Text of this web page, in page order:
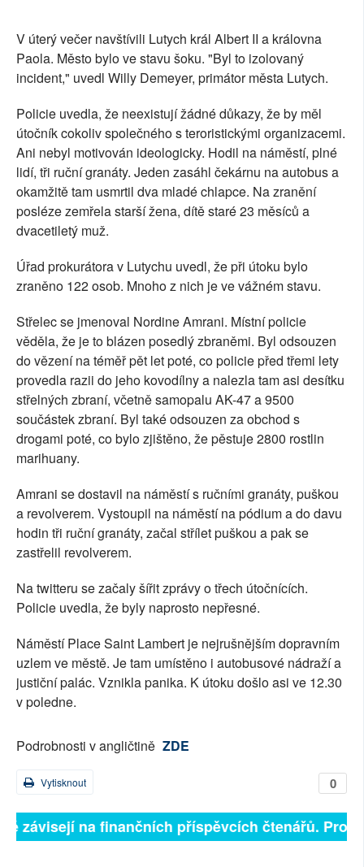
V úterý večer navštívili Lutych král Albert II a královna
Paola. Město bylo ve stavu šoku. "Byl to izolovaný
incident," uvedl Willy Demeyer, primátor města Lutych.
Policie uvedla, že neexistují žádné důkazy, že by měl
útočník cokoliv společného s teroristickými organizacemi.
Ani nebyl motivován ideologicky. Hodil na náměstí, plné
lidí, tři ruční granáty. Jeden zasáhl čekárnu na autobus a
okamžitě tam usmrtil dva mladé chlapce. Na zranění
posléze zemřela starší žena, dítě staré 23 měsíců a
dvacetiletý muž.
Úřad prokurátora v Lutychu uvedl, že při útoku bylo
zraněno 122 osob. Mnoho z nich je ve vážném stavu.
Střelec se jmenoval Nordine Amrani. Místní policie
věděla, že je to blázen posedlý zbraněmi. Byl odsouzen
do vězení na téměř pět let poté, co policie před třemi lety
provedla razii do jeho kovodílny a nalezla tam asi desítku
střelných zbraní, včetně samopalu AK-47 a 9500
součástek zbraní. Byl také odsouzen za obchod s
drogami poté, co bylo zjištěno, že pěstuje 2800 rostlin
marihuany.
Amrani se dostavil na náměstí s ručními granáty, puškou
a revolverem. Vystoupil na náměstí na pódium a do davu
hodin tři ruční granáty, začal střílet puškou a pak se
zastřelil revolverem.
Na twitteru se začaly šířit zprávy o třech útočnících.
Policie uvedla, že byly naprosto nepřesné.
Náměstí Place Saint Lambert je nejrušnějším dopravním
uzlem ve městě. Je tam umístěno i autobusové nádraží a
justiční palác. Vznikla panika. K útoku došlo asi ve 12.30
v poledne.
Podrobnosti v angličtině ZDE
0
Vytisknout
závisejí na finančních příspěvcích čtenářů.